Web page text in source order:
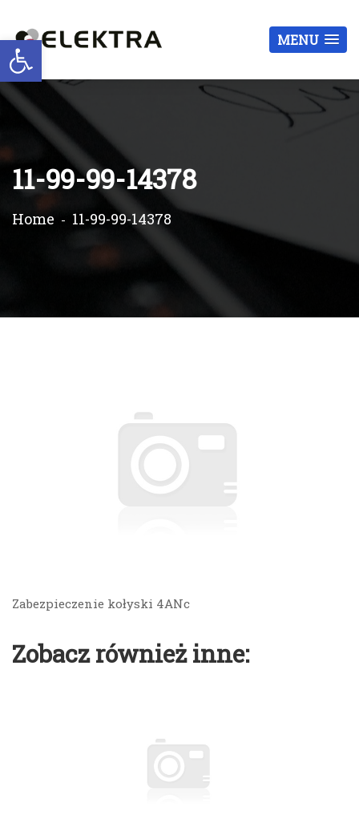
Otwórz pasek narzędzi MENU
11-99-99-14378
Home 11-99-99-14378
Zabezpieczenie kołyski 4ANc
Zobacz również inne: